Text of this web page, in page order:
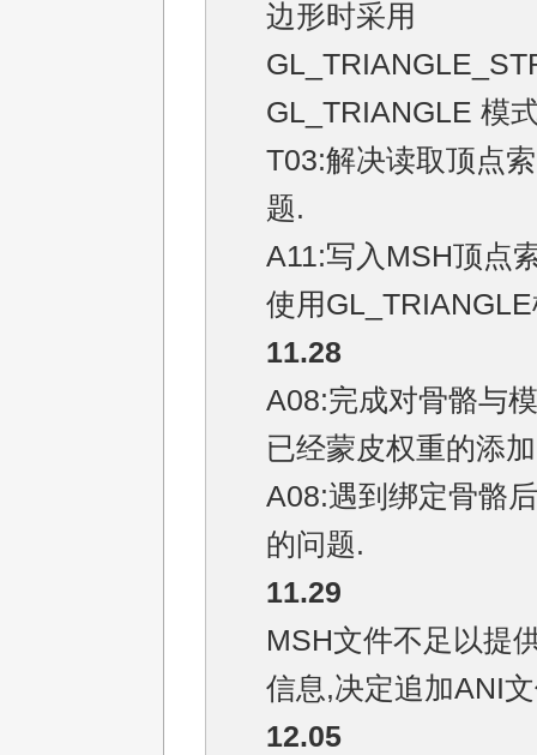
边形时采用
GL_TRIANGLE 模
T03:解决读取顶点
题.
A11:写入MSH顶点
使用
11.28
A08:完成对骨骼与
已经蒙皮权重的添
A08:遇到绑定骨骼
的问题.
11.29
MSH文件不足以提
信息,决定追加ANI
12.05